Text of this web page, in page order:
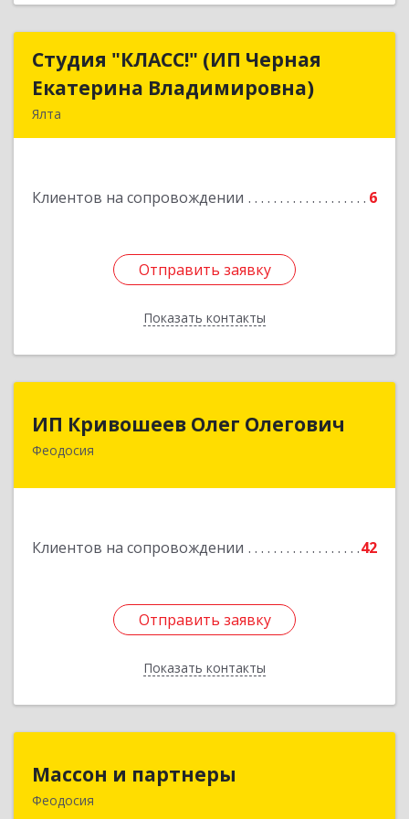
Студия "КЛАСС!" (ИП Черная
Екатерина Владимировна)
Ялта
Клиентов на сопровождении 6
Отправить заявку
Показать контакты
Студия "КЛАСС!" (ИП Черная
Екатерина Владимировна)
Отправить заявку
Назад
ИП Кривошеев Олег Олегович
Феодосия
Клиентов на сопровождении 42
Отправить заявку
Показать контакты
Отправить заявку
Назад
Массон и партнеры
Феодосия
298112, Крым Респ, Феодосия г, Крымская ул,